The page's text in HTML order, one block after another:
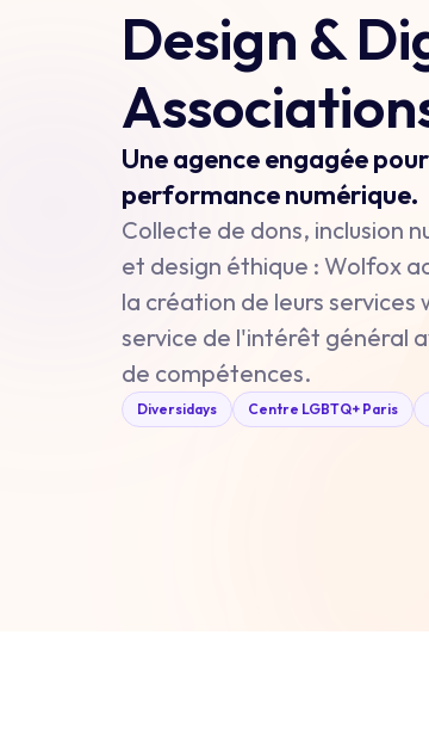
Design &
Une agence engagée
performance numérique.
Collecte de dons, inclusion
et design éthique : Wolfox
la création de leurs
service de l'intérêt général
de compétences.
Diversidays Centre LGBTQ+ Paris